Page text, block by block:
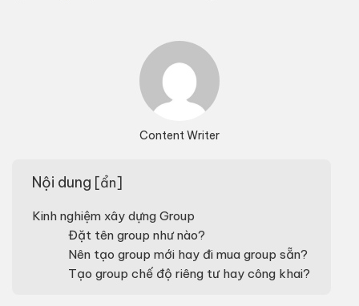
Content Writer
Nội dung [ẩn]
Kinh nghiệm xây dựng Group
Đặt tên group như nào?
Nên tạo group mới hay đi mua group sẵn?
Tạo group chế độ riêng tư hay công khai?